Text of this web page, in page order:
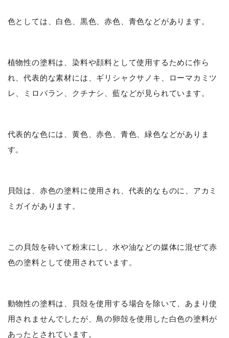
色としては、白色、黒色、赤色、青色などがあります。
植物性の塗料は、染料や顔料として使用するために作ら
れ、代表的な素材には、ギリシャクサノキ、ローマカミツ
レ、ミロバラン、クチナシ、藍などが見られています。
代表的な色には、黄色、赤色、青色、緑色などがありま
す。
貝殻は、赤色の塗料に使用され、代表的なものに、アカミ
ミガイがあります。
この貝殻を砕いて粉末にし、水や油などの媒体に混ぜて赤
色の塗料として使用されています。
動物性の塗料は、貝殻を使用する場合を除いて、あまり使
用されませんでしたが、鳥の卵殻を使用した白色の塗料が
あったとされています。